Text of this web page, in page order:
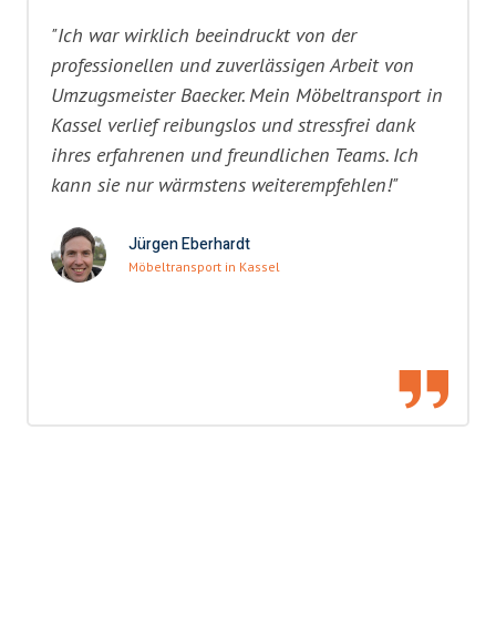
"Ich war wirklich beeindruckt von der
professionellen und zuverlässigen Arbeit von
Umzugsmeister Baecker. Mein Möbeltransport in
Kassel verlief reibungslos und stressfrei dank
ihres erfahrenen und freundlichen Teams. Ich
kann sie nur wärmstens weiterempfehlen!"
Jürgen Eberhardt
Möbeltransport in Kassel